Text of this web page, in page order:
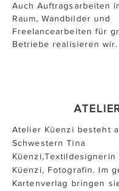
Auch Auftragsarbeiten
Raum, Wandbilder und
Freelancearbeiten für
Betriebe realisieren wir.
Atelier Küenzi besteht
Schwestern Tina
Küenzi,Textildesignerin
Küenzi, Fotografin. Im
Kartenverlag bringen